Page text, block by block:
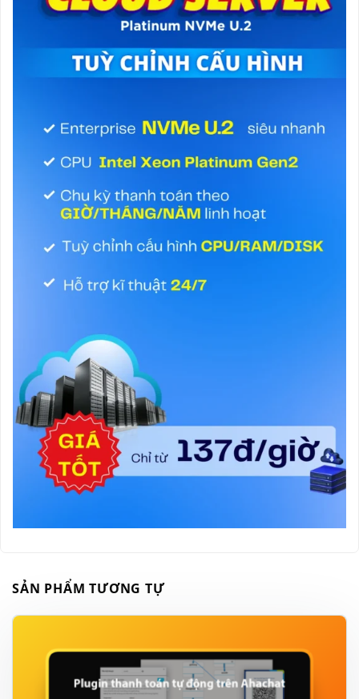
Xem giỏ hàng, thay đổi hoặc xoá sản phẩm
Khách hàng có thể xem lại giỏ hàng trước khi
Gợi ý mã giảm giá, và áp dụng mã giảm giá
Đây có lẽ là yếu tố giúp cho đơn hàng tăng thêm
tỉ lệ chuyển đổi. Các mã giảm giá sẽ có đầy đủ
thông tin mô tả, ngày hết hạn.
Khách hàng có thể lựa chọn mã giảm giá phù
hợp, áp dụng ngay.
SẢN PHẨM TƯƠNG TỰ